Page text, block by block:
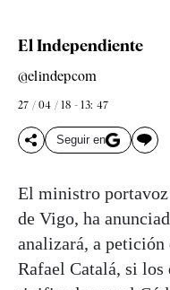
El Independiente
@elindepcom
27 / 04 / 18 - 13: 47
Seguir en
El ministro
de Vigo, ha
analizará, a
Rafael Catalá, si los